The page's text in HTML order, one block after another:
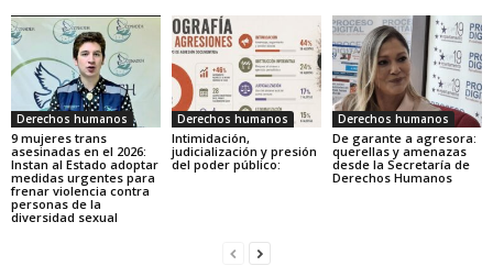
Derechos humanos
9 mujeres trans
asesinadas en el 2026:
Instan al Estado adoptar
medidas urgentes para
frenar violencia contra
personas de la
diversidad sexual
Derechos humanos
Intimidación,
judicialización y presión
del poder público:
Derechos humanos
De garante a agresora:
querellas y amenazas
desde la Secretaría de
Derechos Humanos